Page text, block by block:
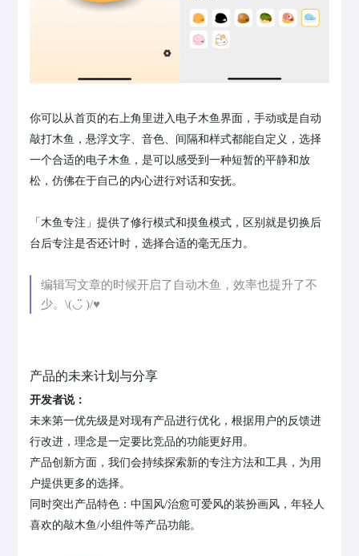
你可以从首页的右上角里进入电子木鱼界面，手动或是自动
敲打木鱼，悬浮文字、音色、间隔和样式都能自定义，选择
一个合适的电子木鱼，是可以感受到一种短暂的平静和放
松，仿佛在于自己的内心进行对话和安抚。
「木鱼专注」提供了修行模式和摸鱼模式，区别就是切换后
台后专注是否还计时，选择合适的毫无压力。
编辑写文章的时候开启了自动木鱼，效率也提升了不
少。\(◡̈ )/♥︎
产品的未来计划与分享
开发者说：
未来第一优先级是对现有产品进行优化，根据用户的反馈进
行改进，理念是一定要比竞品的功能更好用。
产品创新方面，我们会持续探索新的专注方法和工具，为用
户提供更多的选择。
同时突出产品特色：中国风/治愈可爱风的装扮画风，年轻人
喜欢的敲木鱼/小组件等产品功能。